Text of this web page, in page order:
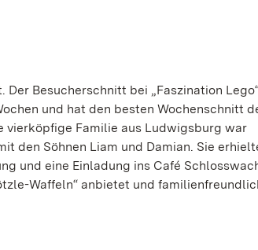
Besucherschnitt bei „Faszination
und hat den besten Wochenschnitt
vierköpfige Familie aus Ludwigsburg war
den Söhnen Liam und Damian. Sie
und eine Einladung ins Café
Waffeln“ anbietet und